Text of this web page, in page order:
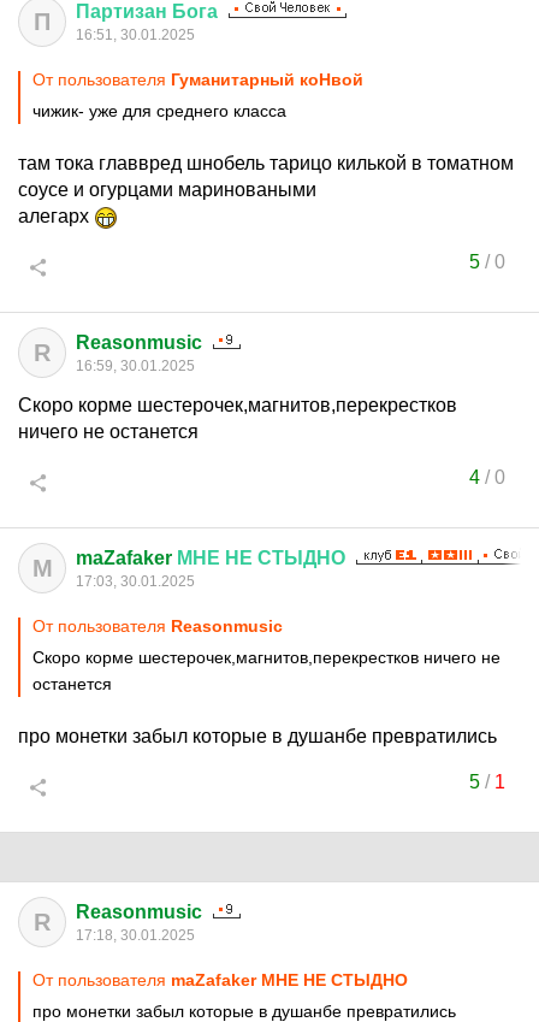
П Партизан Бога
16:51, 30.01.2025
От пользователя Гуманитарный коНвой
чижик- уже для среднего класса
там тока главвред шнобель тарицо килькой в томатном
соусе и огурцами мариноваными
алегарх
5/0
R Reasonmusic
16:59, 30.01.2025
Скоро корме шестерочек,магнитов,перекрестков
ничего не останется
4/0
M maZafaker МНЕ НЕ СТЫДНО
17:03, 30.01.2025
От пользователя Reasonmusic
Скоро корме шестерочек,магнитов,перекрестков ничего не
останется
про монетки забыл которые в душанбе превратились
5/ 1
R Reasonmusic
17:18, 30.01.2025
От пользователя maZafaker МНЕ НЕ СТЫДНО
про монетки забыл которые в душанбе превратились